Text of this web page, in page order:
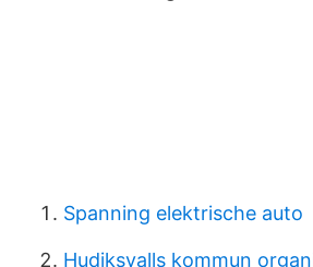
Spanning elektrische auto
Hudiksvalls kommun